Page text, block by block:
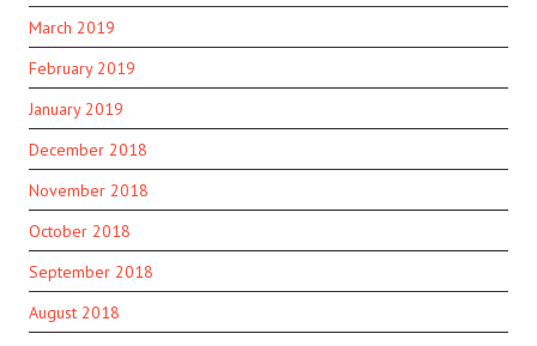
March 2019
February 2019
January 2019
December 2018
November 2018
October 2018
September 2018
August 2018